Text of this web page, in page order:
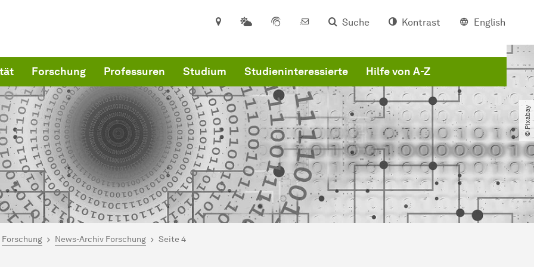
Suche Kontrast English
Forschung Professuren Studium Studieninteressierte Hilfe von A-Z
© Pixabay
hier:
für Informatik
Forschung News-Archiv Forschung Seite 4